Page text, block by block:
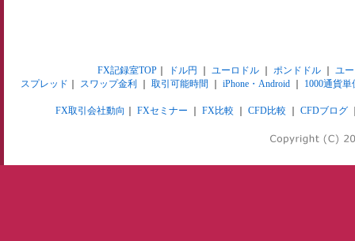
FX記録室TOP｜ ドル円 ユーロドル｜ ポンドドル｜ ユ
スプレッド
スワップ金利 取引可能時間 iPhone・Android 1000通貨単
FX取引会社動向 FXセミナー FX比較 CFD比較 CFDブログ